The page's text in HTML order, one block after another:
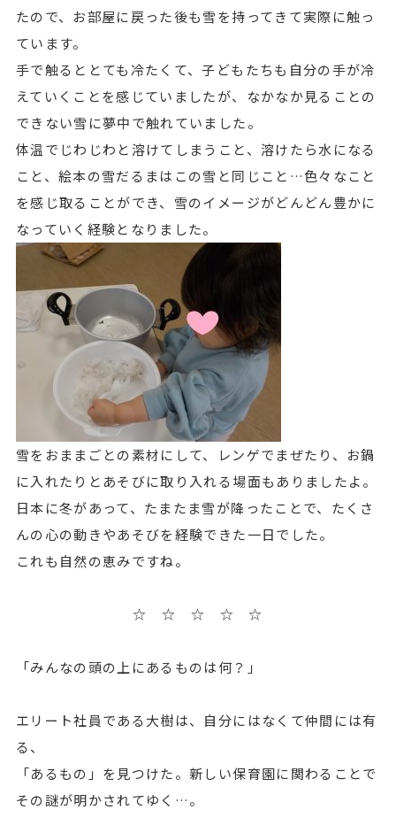
たので、お部屋に戻った後も雪を持ってきて実際に触っ
ています。
手で触るととても冷たくて、子どもたちも自分の手が冷
えていくことを感じていましたが、なかなか見ることの
できない雪に夢中で触れていました。
体温でじわじわと溶けてしまうこと、溶けたら水になる
こと、絵本の雪だるまはこの雪と同じこと…色々なこと
を感じ取ることができ、雪のイメージがどんどん豊かに
なっていく経験となりました。
雪をおままごとの素材にして、レンゲでまぜたり、お鍋
に入れたりとあそびに取り入れる場面もありましたよ。
日本に冬があって、たまたま雪が降ったことで、たくさ
んの心の動きやあそびを経験できた一日でした。
これも自然の恵みですね。
☆ ☆ ☆ ☆ ☆
「みんなの頭の上にあるものは何？」
エリート社員である大樹は、自分にはなくて仲間には有
る、
「あるもの」を見つけた。新しい保育園に関わることで
その謎が明かされてゆく…。